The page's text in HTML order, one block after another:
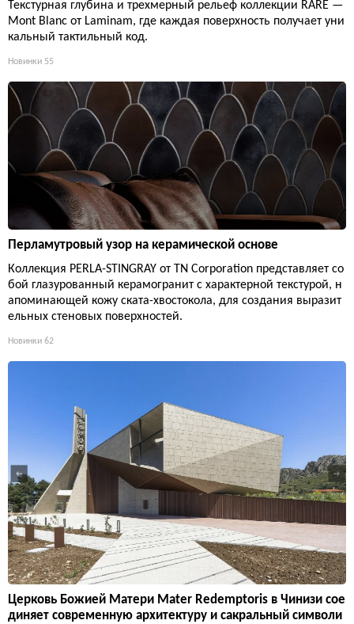
Текстурная глубина и трехмерный рельеф коллекции RARE —
Mont Blanc от Laminam, где каждая поверхность получает уни
кальный тактильный код.
Новинки 55
Перламутровый узор на керамической основе
Коллекция PERLA-STINGRAY от TN Corporation представляет со
бой глазурованный керамогранит с характерной текстурой, н
апоминающей кожу ската-хвостокола, для создания выразит
ельных стеновых поверхностей.
Новинки 62
Церковь Божией Матери Mater Redemptoris в Чинизи сое
диняет современную архитектуру и сакральный символи